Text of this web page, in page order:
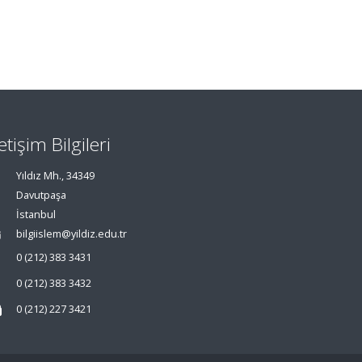
Bilgileri
Yıldız Mh., 34349
Davutpaşa
İstanbul
bilgiislem@yildiz.edu.tr
0 (212) 383 3431
0 (212) 383 3432
0 (212) 227 3421